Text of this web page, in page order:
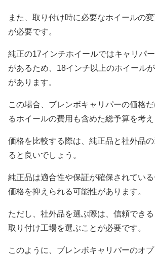
また、取り付け時に必要なホイールの
が必要です。
純正の17インチホイールではキャリパ
があるため、18インチ以上のホイール
があります。
この場合、ブレンボキャリパーの価格
るホイールの費用も含めた総予算を考え
価格を比較する際は、純正品と社外品
ると良いでしょう。
純正品は適合性や保証が確保されてい
価格を抑えられる可能性があります。
ただし、社外品を選ぶ際は、信頼でき
取り付け工場を選ぶことが必要です。
このように、ブレンボキャリパーのオ